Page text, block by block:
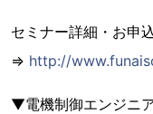
セミナー詳細・お申
⇒ http://
▼電機制御エンジニ